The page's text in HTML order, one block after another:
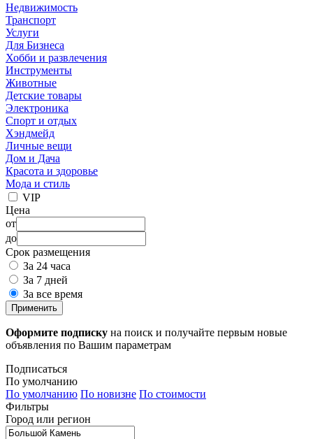
Недвижимость
Транспорт
Услуги
Для Бизнеса
Хобби и развлечения
Инструменты
Животные
Детские товары
Электроника
Спорт и отдых
Хэндмейд
Личные вещи
Дом и Дача
Красота и здоровье
Мода и стиль
VIP
Цена
от
до
Срок размещения
За 24 часа
За 7 дней
За все время
Применить
Оформите подписку на поиск и получайте первым новые
объявления по Вашим параметрам
Подписаться
По умолчанию
По умолчанию По новизне По стоимости
Фильтры
Город или регион